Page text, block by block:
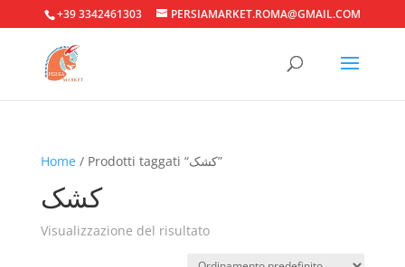
+39 3342461303 PERSIAMARKET.ROMA@GMAIL.COM
Home / Prodotti taggati “کشک”
کشک
Visualizzazione del risultato